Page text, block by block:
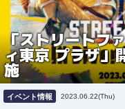
「ストリートフ
ィ東京 プラザ」
施
イベント情報 2023.06.22(Thu)